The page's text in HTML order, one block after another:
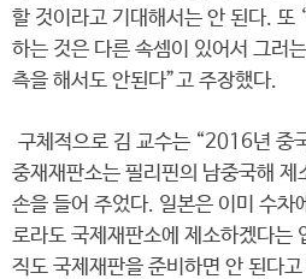
할 것이라고 기대해서는 안 된다. 또
하는 것은 다른 속셈이 있어서 그러
측을 해서도 안된다”고 주장했다.
구체적으로 김 교수는 “2016년 중
중재재판소는 필리핀의 남중국해 제
손을 들어 주었다. 일본은 이미 수차
로라도 국제재판소에 제소하겠다는
직도 국제재판을 준비하면 안 된다